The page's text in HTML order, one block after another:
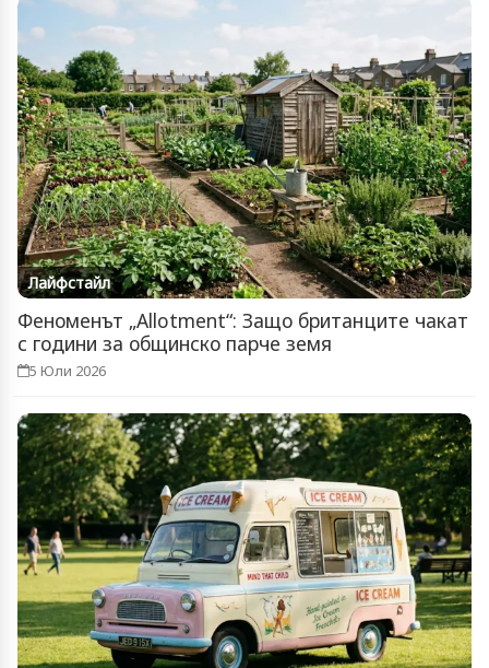
Лайфстайл
Феноменът „Allotment“: Защо британците чакат
с години за общинско парче земя
5 Юли 2026